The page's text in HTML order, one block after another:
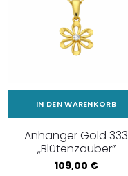
IN DEN WARENKORB
Anhänger Gold 333
„Blütenzauber”
109,00 €